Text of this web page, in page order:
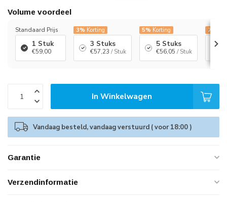
Volume voordeel
Standaard Prijs
1 Stuk
€59,00
3% Korting
3 Stuks
€57,23 / Stuk
5% Korting
5 Stuks
€56,05 / Stuk
7%
In Winkelwagen
Vandaag besteld, vandaag verstuurd ( voor 18:00 )
Garantie
Verzendinformatie